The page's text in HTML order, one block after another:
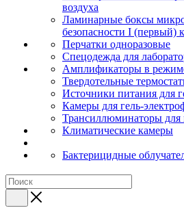
воздуха
Ламинарные боксы
безопасности I (первый)
Перчатки одноразовые
Спецодежда для
Амплификаторы в
Твердотельные
Источники питания для
Камеры для гель-
Трансиллюминаторы для
Климатические камеры
Бактерицидные